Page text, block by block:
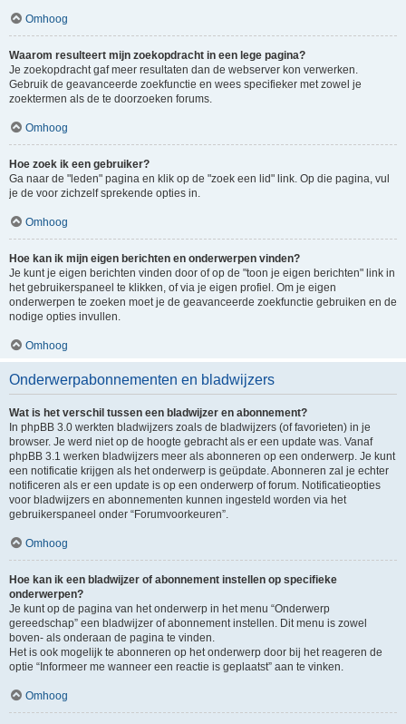
Omhoog
Waarom resulteert mijn zoekopdracht in een lege pagina?
Je zoekopdracht gaf meer resultaten dan de webserver kon verwerken.
Gebruik de geavanceerde zoekfunctie en wees specifieker met zowel je
zoektermen als de te doorzoeken forums.
Omhoog
Hoe zoek ik een gebruiker?
Ga naar de "leden" pagina en klik op de "zoek een lid" link. Op die pagina, vul
je de voor zichzelf sprekende opties in.
Omhoog
Hoe kan ik mijn eigen berichten en onderwerpen vinden?
Je kunt je eigen berichten vinden door of op de "toon je eigen berichten" link in
het gebruikerspaneel te klikken, of via je eigen profiel. Om je eigen
onderwerpen te zoeken moet je de geavanceerde zoekfunctie gebruiken en de
nodige opties invullen.
Omhoog
Onderwerpabonnementen en bladwijzers
Wat is het verschil tussen een bladwijzer en abonnement?
In phpBB 3.0 werkten bladwijzers zoals de bladwijzers (of favorieten) in je
browser. Je werd niet op de hoogte gebracht als er een update was. Vanaf
phpBB 3.1 werken bladwijzers meer als abonneren op een onderwerp. Je kunt
een notificatie krijgen als het onderwerp is geüpdate. Abonneren zal je echter
notificeren als er een update is op een onderwerp of forum. Notificatieopties
voor bladwijzers en abonnementen kunnen ingesteld worden via het
gebruikerspaneel onder “Forumvoorkeuren”.
Omhoog
Hoe kan ik een bladwijzer of abonnement instellen op specifieke
onderwerpen?
Je kunt op de pagina van het onderwerp in het menu “Onderwerp
gereedschap” een bladwijzer of abonnement instellen. Dit menu is zowel
boven- als onderaan de pagina te vinden.
Het is ook mogelijk te abonneren op het onderwerp door bij het reageren de
optie “Informeer me wanneer een reactie is geplaatst” aan te vinken.
Omhoog